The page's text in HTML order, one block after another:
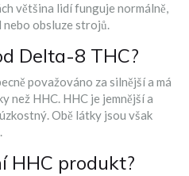
většina lidí funguje normálně,
obsluze strojů.
Delta-8 THC?
považováno za silnější a má
než HHC. HHC je jemnější a
Obě látky jsou však
HHC produkt?